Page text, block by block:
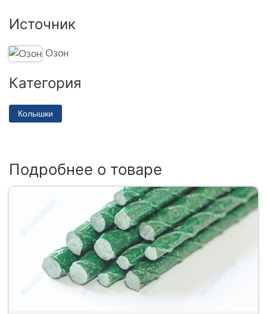
Источник
Озон
Категория
Колышки
Подробнее о товаре